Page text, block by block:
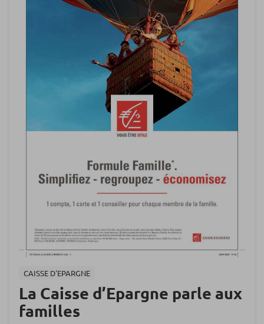
CAISSE D'EPARGNE
La Caisse d’Epargne parle aux
familles